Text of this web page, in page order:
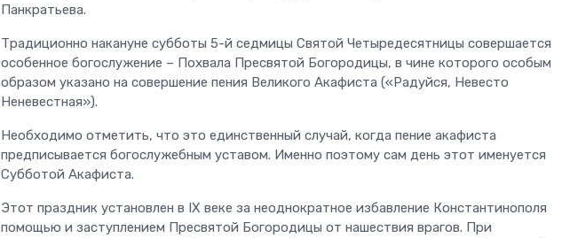
Панкратьева.
Традиционно накануне субботы 5-й седмицы Святой Четыредесятницы совершается
особенное богослужение – Похвала Пресвятой Богородицы, в чине которого особым
образом указано на совершение пения Великого Акафиста («Радуйся, Невесто
Неневестная»).
Необходимо отметить, что это единственный случай, когда пение акафиста
предписывается богослужебным уставом. Именно поэтому сам день этот именуется
Субботой Акафиста.
Этот праздник установлен в IX веке за неоднократное избавление Константинополя
помощью и заступлением Пресвятой Богородицы от нашествия врагов. При